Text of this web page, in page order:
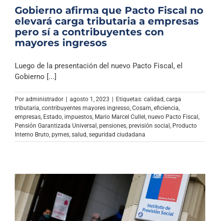
Gobierno afirma que Pacto Fiscal no
elevará carga tributaria a empresas
pero sí a contribuyentes con
mayores ingresos
Luego de la presentación del nuevo Pacto Fiscal, el
Gobierno [...]
Por administrador agosto 1, 2023 Etiquetas: calidad, carga
tributaria, contribuyentes mayores ingresso, Cosam, eficiencia,
empresas, Estado, impuestos, Mario Marcel Cullel , nuevo Pacto Fiscal ,
Pensión Garantizada Universal , pensiones, previsión social , Producto
Interno Bruto, pymes, salud, seguridad ciudadana